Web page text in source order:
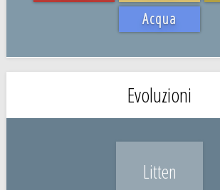
Acqua
Evoluzioni
Litten